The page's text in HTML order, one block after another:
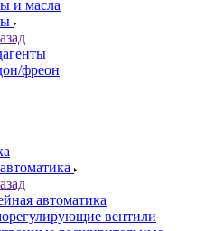
и масла
фреон
автоматика
вентили